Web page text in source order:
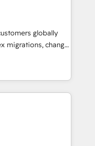
at global
trust built through
globally
migrations, change
and creative
impact and
HubSpot
globally
frameworks that